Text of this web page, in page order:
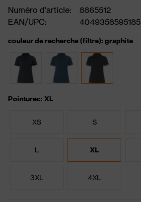
Numéro d'article:
8865512
EAN/UPC:
4049358595185
couleur de recherche (filtre): graphite
Pointures: XL
XS S
L XL
3XL 4XL